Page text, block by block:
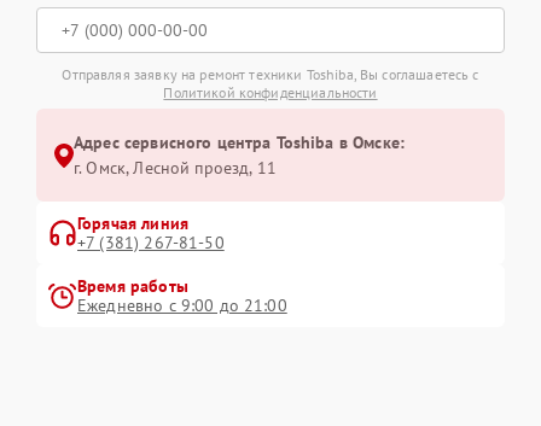
Отправляя заявку на ремонт техники Toshiba, Вы соглашаетесь с
Политикой конфиденциальности
Адрес сервисного центра Toshiba в Омске:
г. Омск, ​Лесной проезд, 11
Горячая линия
+7 (381) 267-81-50
Время работы
Ежедневно с 9:00 до 21:00